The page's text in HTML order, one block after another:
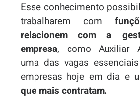
Esse conhecimento
trabalharem com
relacionem com a
empresa, como Auxiliar
uma das vagas
empresas hoje em dia e
que mais contratam.